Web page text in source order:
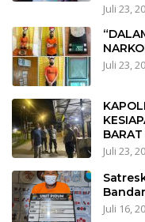
Juli 23,
Juli 23,
BARAT
Juli 23,
Juli 16,